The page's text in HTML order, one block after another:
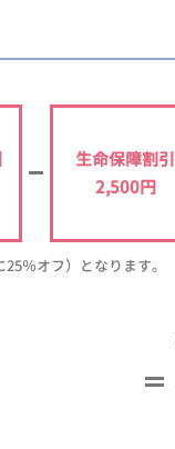
生命保障割引
2,500円
％オフ）となります。